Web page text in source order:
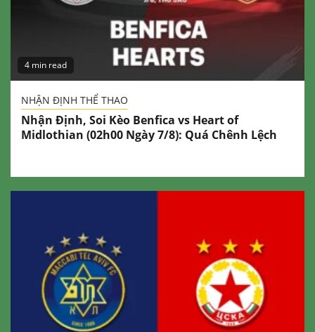
4 min read
NHẬN ĐỊNH THỂ THAO
Nhận Định, Soi Kèo Benfica vs Heart of
Midlothian (02h00 Ngày 7/8): Quá Chênh Lệch